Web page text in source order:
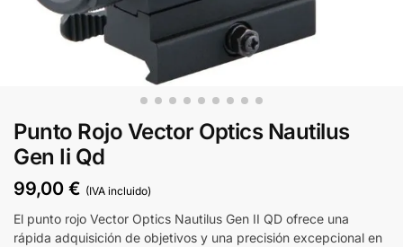
Punto Rojo Vector Optics Nautilus
Gen Ii Qd
99,00 € (IVA incluido)
El punto rojo Vector Optics Nautilus Gen II QD ofrece una
rápida adquisición de objetivos y una precisión excepcional en